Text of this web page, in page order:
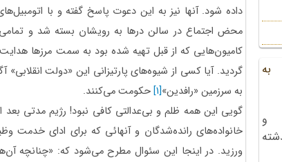
داده شود. آنها نیز به این دعوت پاسخ گفته و با
محض اجتماع در سالن درها به رویشان بسته شد و تمامی
کامیون‌هایی که از قبل تهیه شده بود به سمت مرزها
گردید. آیا کسی از شیوه‌های پارتیزانی این «دولت
به سرزمین «رافدین»[1] حکومت می‌کنند.
گویی این همه ظلم و بی‌عدالتی کافی نبود! رژیم مدتی بعد
خانواده‌های رانده‌شدگان و آنهائی که برای ادای
ورزید. در اینجا این سئوال مطرح می‌شود که: «چنانچه آن‌ها
به
و